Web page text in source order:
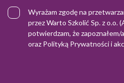
Wyrażam zgodę na
przez Warto Szkolić Sp. z o.o.
potwierdzam, że zapoznałem/
oraz Polityką Prywatnościi